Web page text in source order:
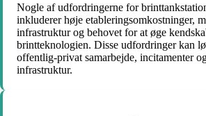
Nogle af udfordringerne for
inkluderer høje etableringsomkostninger,
infrastruktur og behovet for at øge
brintteknologien. Disse udfordringer kan
offentlig-privat samarbejde, incitamenter
infrastruktur.